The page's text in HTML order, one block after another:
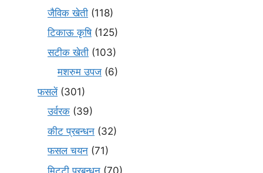
जैविक खेती (118)
टिकाऊ कृषि(125)
सटीक खेती (103)
मशरुम उपज (6)
फसलें(301)
उर्वरक (39)
कीट प्रबन्धन (32)
फसल चयन (71)
मि‌ट्टी प्रबन्धन (70)